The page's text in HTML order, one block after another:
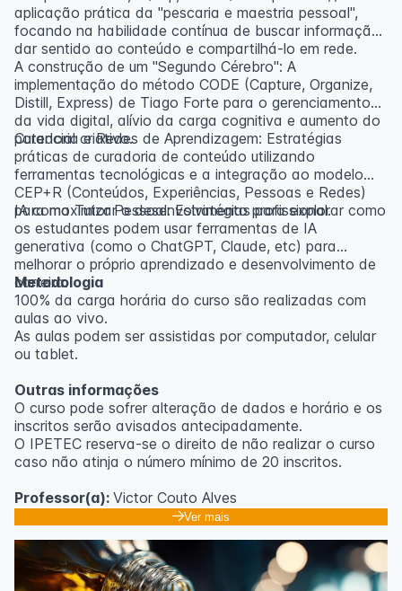
aplicação prática da "pescaria e maestria pessoal",
focando na habilidade contínua de buscar informação,
dar sentido ao conteúdo e compartilhá-lo em rede.
A construção de um "Segundo Cérebro": A
implementação do método CODE (Capture, Organize,
Distill, Express) de Tiago Forte para o gerenciamento
da vida digital, alívio da carga cognitiva e aumento do
potencial criativo.
Curadoria e Redes de Aprendizagem: Estratégias
práticas de curadoria de conteúdo utilizando
ferramentas tecnológicas e a integração ao modelo
CEP+R (Conteúdos, Experiências, Pessoas e Redes)
para maximizar o desenvolvimento profissional.
IA como Tutor Pessoal: Estratégias para explorar como
os estudantes podem usar ferramentas de IA
generativa (como o ChatGPT, Claude, etc) para
melhorar o próprio aprendizado e desenvolvimento de
carreira.
Metodologia
100% da carga horária do curso são realizadas com
aulas ao vivo.
As aulas podem ser assistidas por computador, celular
ou tablet.
Outras informações
O curso pode sofrer alteração de dados e horário e os
inscritos serão avisados ​​antecipadamente.
O IPETEC reserva-se o direito de não realizar o curso
caso não atinja o número mínimo de 20 inscritos.
Professor(a): Victor Couto Alves
Ver mais